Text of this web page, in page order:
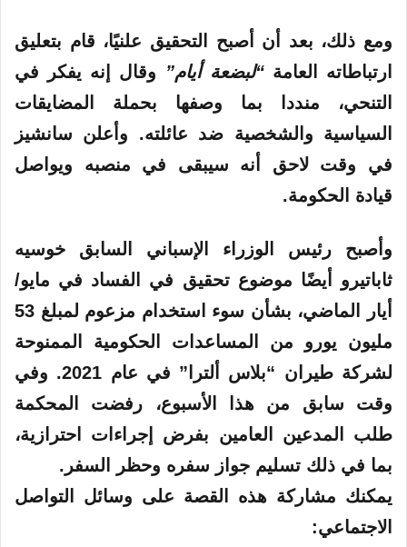
ومع ذلك، بعد أن أصبح التحقيق علنيًا، قام بتعليق
ارتباطاته العامة“لبضعة أيام” وقال إنه يفكر في
التنحي، منددا بما وصفها بحملة المضايقات
السياسية والشخصية ضد عائلته. وأعلن سانشيز
في وقت لاحق أنه سيبقى في منصبه ويواصل
قيادة الحكومة.
وأصبح رئيس الوزراء الإسباني السابق خوسيه
ثاباتيرو أيضًا موضوع تحقيق في الفساد في مايو/
أيار الماضي، بشأن سوء استخدام مزعوم لمبلغ 53
مليون يورو من المساعدات الحكومية الممنوحة
لشركة طيران “بلاس ألترا” في عام 2021. وفي
وقت سابق من هذا الأسبوع، رفضت المحكمة
طلب المدعين العامين بفرض إجراءات احترازية،
بما في ذلك تسليم جواز سفره وحظر السفر.
يمكنك مشاركة هذه القصة على وسائل التواصل
الاجتماعي: